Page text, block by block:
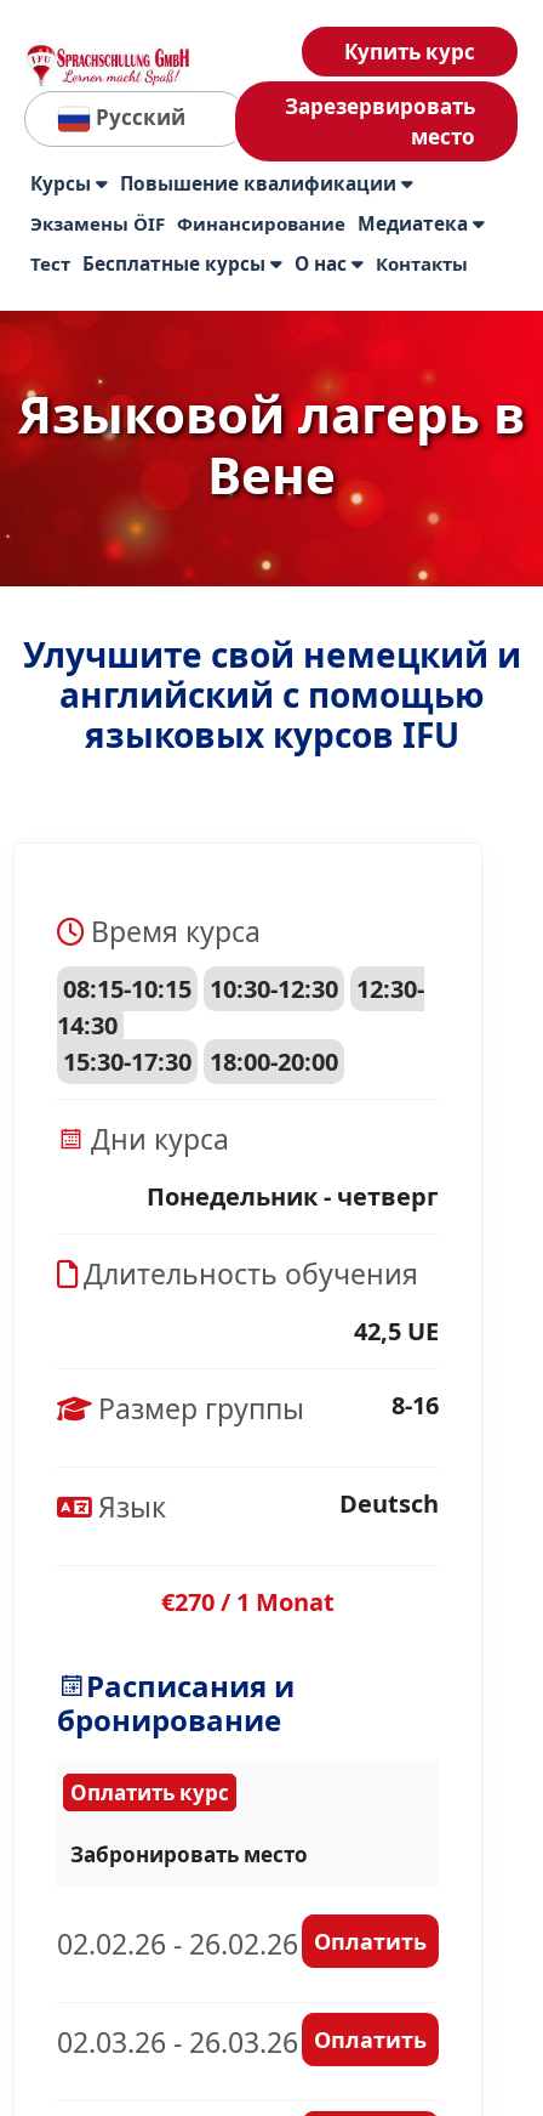
Русский
Купить курс
Зарезервировать
место
Курсы Повышение квалификации
Экзамены ÖIF Финансирование Медиатека
Тест Бесплатные курсы О нас Контакты
Языковой лагерь в
Вене
Улучшите свой немецкий и
английский с помощью
языковых курсов IFU
Время курса
08:15-10:15 10:30-12:30
12:30-
14:30
15:30-17:30
18:00-20:00
Дни курса
Понедельник - четверг
Длительность обучения
42,5 UE
Размер группы 8-16
Язык Deutsch
€270 / 1 Monat
Расписания и
бронирование
Оплатить курс
Забронировать место
02.02.26 - 26.02.26 Оплатить
02.03.26 - 26.03.26 Оплатить